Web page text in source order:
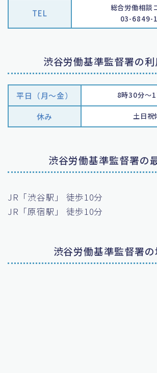
TEL
総合労働相談
03-6849-
渋谷労働基準監督署の利
平日（月〜金） 8時30分～
休み 土日祝
渋谷労働基準監督署の
JR「渋谷駅」 徒歩10分
JR「原宿駅」 徒歩10分
渋谷労働基準監督署の